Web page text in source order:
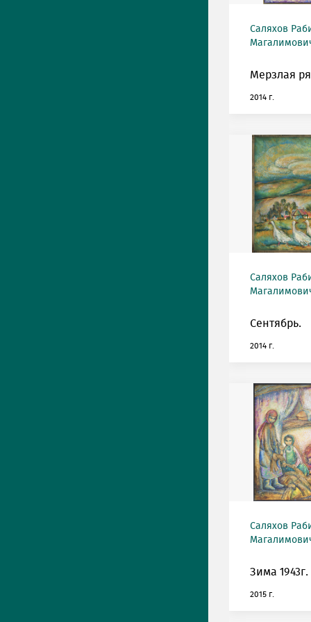
Саляхов
Мерзлая
2014 г.
Саляхов
Сентябрь.
2014 г.
Саляхов
Зима 1943г.
2015 г.